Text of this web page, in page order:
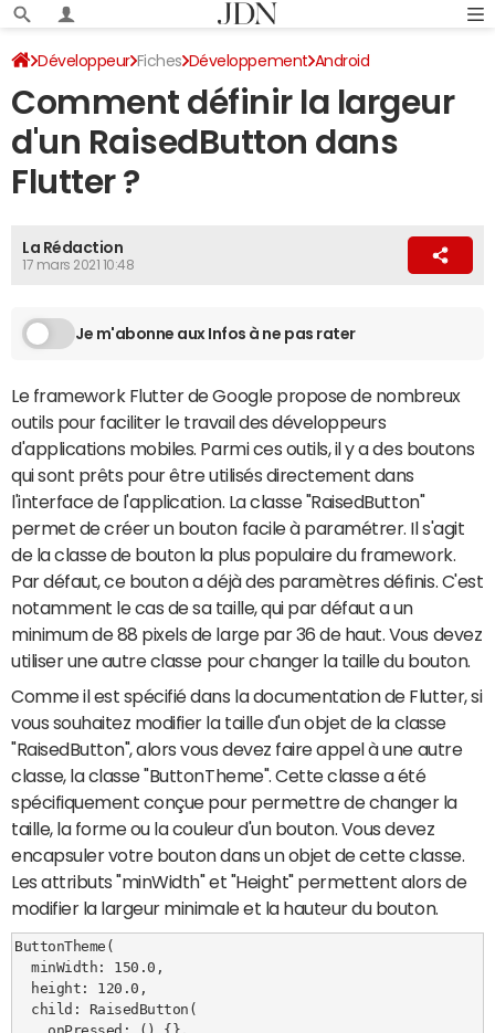
Développeur Fiches Développement Android
Comment définir la largeur
d'un RaisedButton dans
Flutter ?
La Rédaction
17 mars 2021 10:48
Je m'abonne aux Infos à ne pas rater
Le framework Flutter de Google propose de nombreux
outils pour faciliter le travail des développeurs
d'applications mobiles. Parmi ces outils, il y a des boutons
qui sont prêts pour être utilisés directement dans
l'interface de l'application. La classe "RaisedButton"
permet de créer un bouton facile à paramétrer. Il s'agit
de la classe de bouton la plus populaire du framework.
Par défaut, ce bouton a déjà des paramètres définis. C'est
notamment le cas de sa taille, qui par défaut a un
minimum de 88 pixels de large par 36 de haut. Vous devez
utiliser une autre classe pour changer la taille du bouton.
Comme il est spécifié dans la documentation de Flutter, si
vous souhaitez modifier la taille d'un objet de la classe
"RaisedButton", alors vous devez faire appel à une autre
classe, la classe "ButtonTheme". Cette classe a été
spécifiquement conçue pour permettre de changer la
taille, la forme ou la couleur d'un bouton. Vous devez
encapsuler votre bouton dans un objet de cette classe.
Les attributs "minWidth" et "Height" permettent alors de
modifier la largeur minimale et la hauteur du bouton.
ButtonTheme(
  minWidth: 150.0,